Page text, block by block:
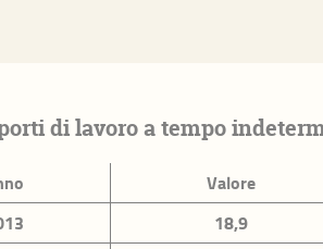
di lavoro a tempo
Valore
18,9
e lavoro